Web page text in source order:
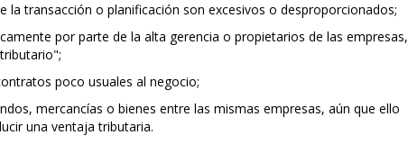
la transacción o planificación son excesivos o desproporcionados;
por parte de la alta gerencia o propietarios de las empresas,
poco usuales al negocio;
mercancías o bienes entre las mismas empresas, aún que ello
una ventaja tributaria.